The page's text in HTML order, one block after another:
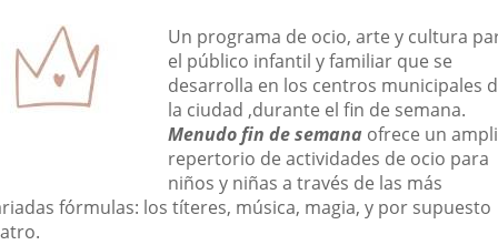
una
aplicación
externa.
una
aplicación
externa.
una
Un programa de ocio, arte y cultura
el público infantil y familiar que se
desarrolla en los centros municipales
la ciudad ,durante el fin de semana.
Menudo fin de semana ofrece un
repertorio de actividades de ocio para
niños y niñas a través de las más
fórmulas: los títeres, música, magia, y por supuesto